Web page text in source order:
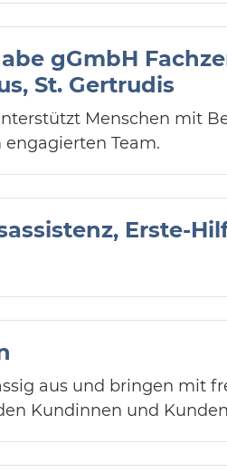
gGmbH
St. Gertrudis
Menschen mit
Team.
Erste-
aus und bringen mit
Kundinnen und